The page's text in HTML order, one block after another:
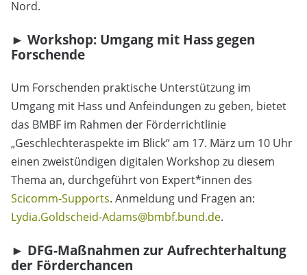
Nord.
► Workshop: Umgang mit Hass gegen
Forschende
Um Forschenden praktische Unterstützung im
Umgang mit Hass und Anfeindungen zu geben, bietet
das BMBF im Rahmen der Förderrichtlinie
„Geschlechteraspekte im Blick“ am 17. März um 10 Uhr
einen zweistündigen digitalen Workshop zu diesem
Thema an, durchgeführt von Expert*innen des
Scicomm-Supports. Anmeldung und Fragen an:
Lydia.Goldscheid-Adams@bmbf.bund.de.
► DFG-Maßnahmen zur Aufrechterhaltung
der Förderchancen